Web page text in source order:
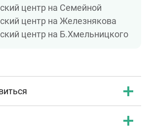
центр на Семейной
центр на Железнякова
центр на Б.Хмельницкого